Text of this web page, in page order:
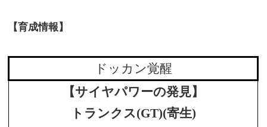
【育成情報】
ドッカン覚醒
【サイヤパワーの発見】
トランクス(GT)(寄生)